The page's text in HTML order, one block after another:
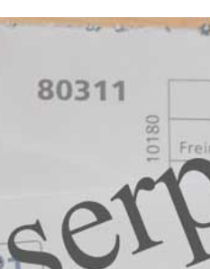
Stellenangebot beim
UNTERNEHMEN
Feuerwehr